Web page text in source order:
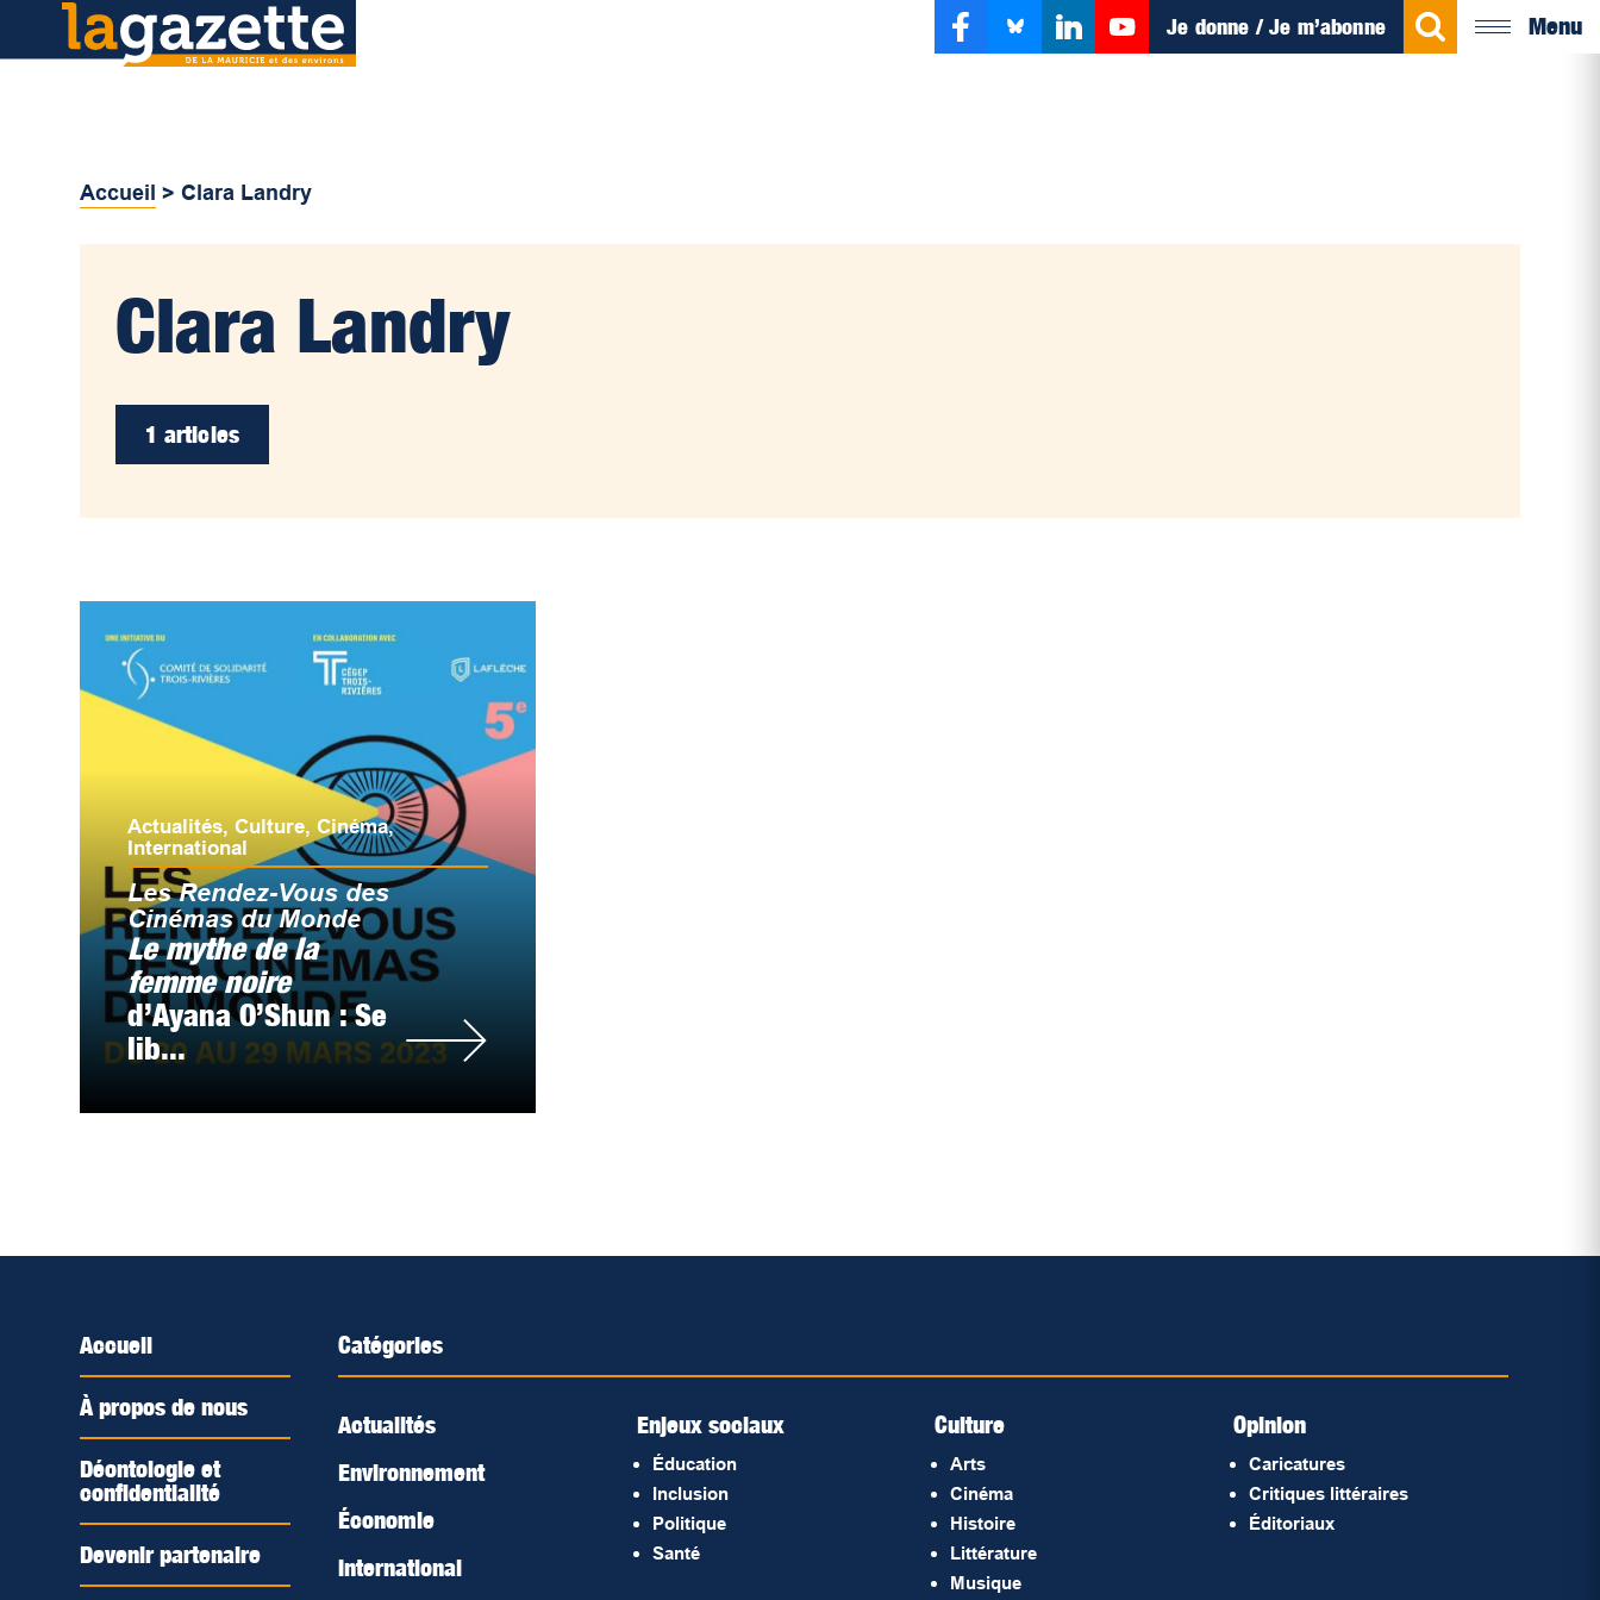
Je donne / Je m’abonne Menu
Accueil >Clara Landry
Clara Landry
1 articles
Actualités,Culture,Cinéma,
International
Les Rendez-Vous des
Cinémas du Monde
Le mythe de la
femme noire
d’Ayana O’Shun : Se
lib...
Accueil
À propos de nous
Déontologie et
confidentialité
Devenir partenaire
Catégories
Actualités
Environnement
Économie
International
Enjeux sociaux
Éducation
Inclusion
Politique
Santé
Culture
Arts
Cinéma
Histoire
Littérature
Musique
Opinion
Caricatures
Critiques littéraires
Éditoriaux